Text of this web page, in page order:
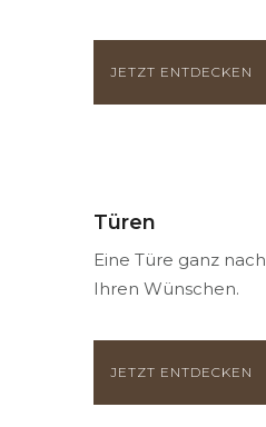
JETZT ENTDECKEN
Türen
Eine Türe ganz nach
Ihren Wünschen.
JETZT ENTDECKEN